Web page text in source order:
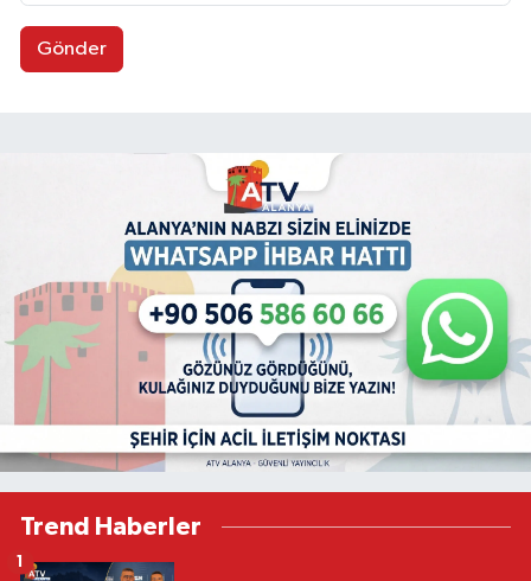
Gönder
Trend Haberler
1